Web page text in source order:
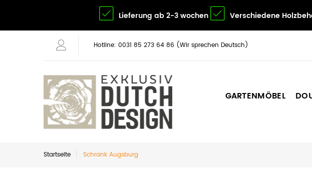
Lieferung ab 2-3 wochen Verschiedene
Hotline: 0031 85 273 64 86 (Wir sprechen Deutsch)
GARTENMÖBEL
Startseite Schrank Augsburg